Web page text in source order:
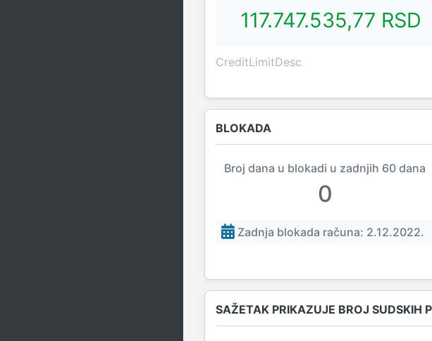
117.747.535,77 RSD
CreditLimitDesc
BLOKADA
Broj dana u blokadi u zadnjih 60 dana
0
Zadnja blokada računa: 2.12.2022.
SAŽETAK PRIKAZUJE BROJ SUDSKIH